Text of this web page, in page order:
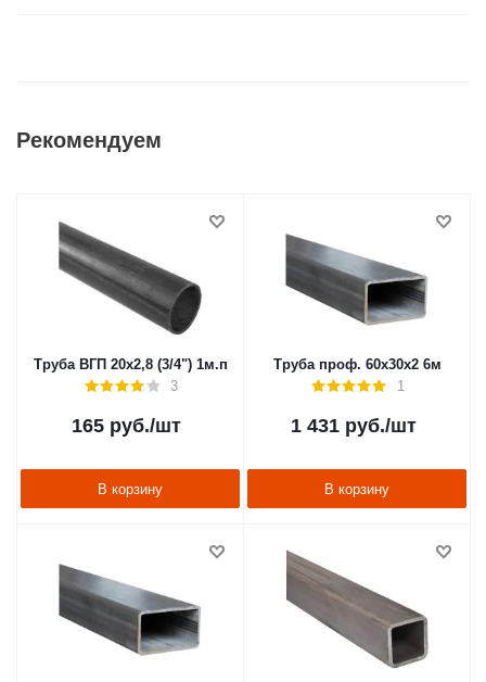
Рекомендуем
Труба ВГП 20х2,8 (3/4") 1м.п
3
165 руб./шт
В корзину
Труба проф. 60х30х2 6м
1
1 431руб./шт
В корзину